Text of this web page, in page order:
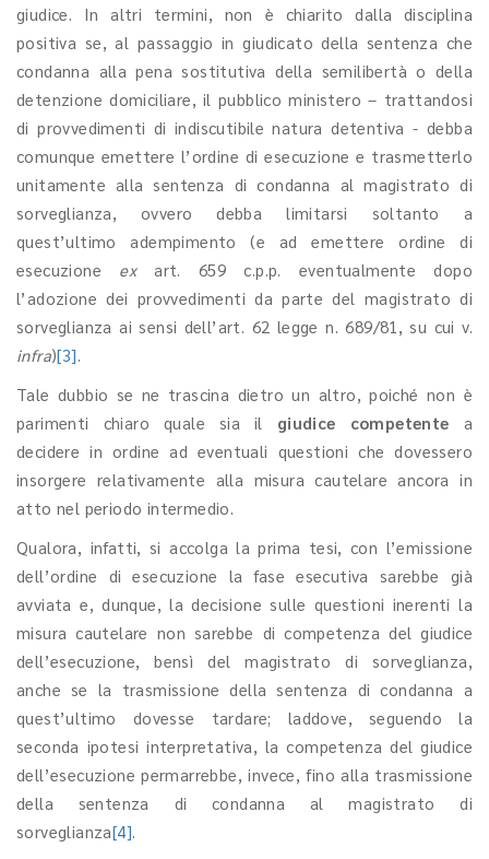
giudice. In altri termini, non è chiarito dalla disciplina
positiva se, al passaggio in giudicato della sentenza che
condanna alla pena sostitutiva della semilibertà o della
detenzione domiciliare, il pubblico ministero – trattandosi
di provvedimenti di indiscutibile natura detentiva - debba
comunque emettere l’ordine di esecuzione e trasmetterlo
unitamente alla sentenza di condanna al magistrato di
sorveglianza, ovvero debba limitarsi soltanto a
quest’ultimo adempimento (e ad emettere ordine di
esecuzione exart. 659 c.p.p. eventualmente dopo
l’adozione dei provvedimenti da parte del magistrato di
sorveglianza ai sensi dell’art. 62 legge n. 689/81, su cui v.
infra)[3].
Tale dubbio se ne trascina dietro un altro, poiché non è
parimenti chiaro quale sia il giudice competente a
decidere in ordine ad eventuali questioni che dovessero
insorgere relativamente alla misura cautelare ancora in
atto nel periodo intermedio.
Qualora, infatti, si accolga la prima tesi, con l’emissione
dell’ordine di esecuzione la fase esecutiva sarebbe già
avviata e, dunque, la decisione sulle questioni inerenti la
misura cautelare non sarebbe di competenza del giudice
dell’esecuzione, bensì del magistrato di sorveglianza,
anche se la trasmissione della sentenza di condanna a
quest’ultimo dovesse tardare; laddove, seguendo la
seconda ipotesi interpretativa, la competenza del giudice
dell’esecuzione permarrebbe, invece, fino alla trasmissione
della sentenza di condanna al magistrato di
sorveglianza[4].